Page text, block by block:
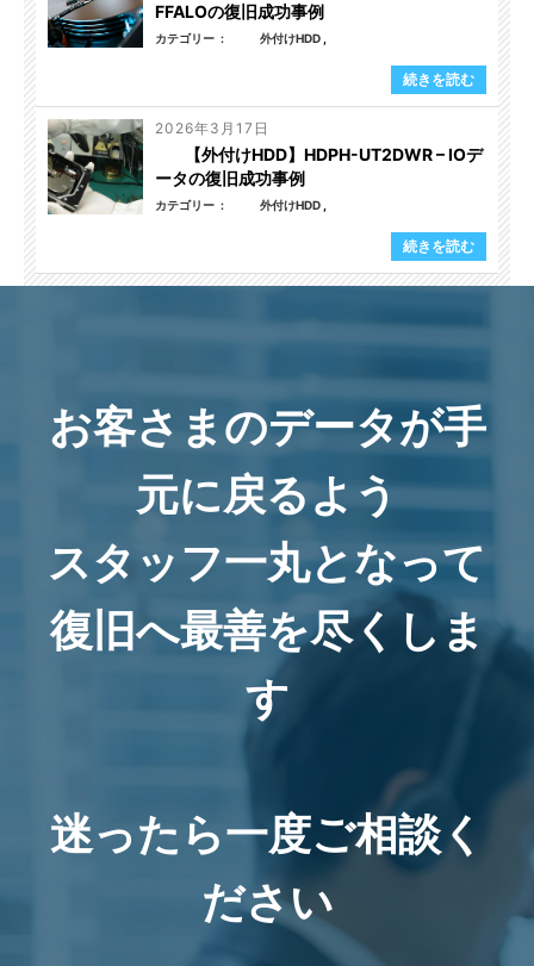
FFALOの復旧成功事例
カテゴリー 外付けHDD
続きを読む
2026年3月17日
【外付けHDD】HDPH-UT2DWR – IOデ
ータの復旧成功事例
カテゴリー 外付けHDD
続きを読む
お客さまのデータが手
元に戻るよう
スタッフ一丸となって
復旧へ最善を尽くしま
す
迷ったら一度ご相談く
ださい